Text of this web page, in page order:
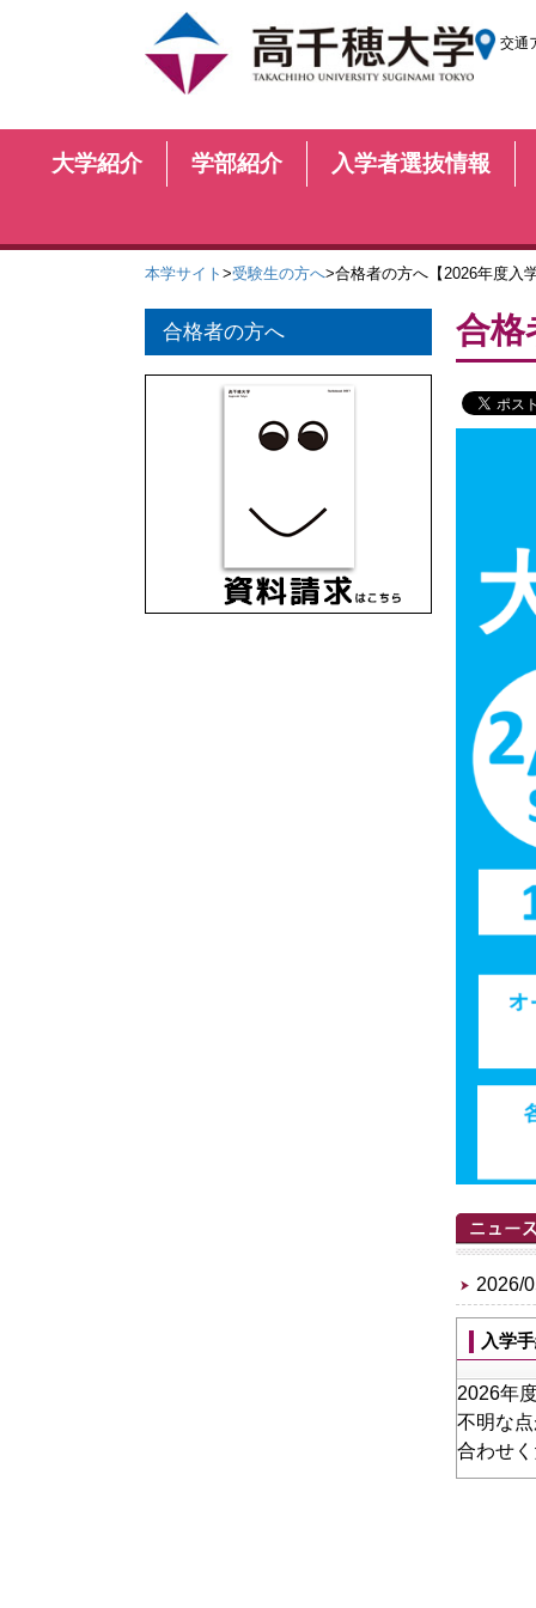
交通
大学紹介 学部紹介 入学者選抜情報
本学サイト >受験生の方へ>合格者の方へ【2026年度入
合格者の方へ 合格
2026/
入学
2026年
不明な
合わせ